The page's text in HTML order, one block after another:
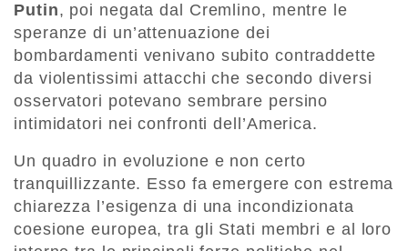
Putin, poi negata dal Cremlino, mentre le
speranze di un’attenuazione dei
bombardamenti venivano subito contraddette
da violentissimi attacchi che secondo diversi
osservatori potevano sembrare persino
intimidatori nei confronti dell’America.
Un quadro in evoluzione e non certo
tranquillizzante. Esso fa emergere con estrema
chiarezza l’esigenza di una incondizionata
coesione europea, tra gli Stati membri e al loro